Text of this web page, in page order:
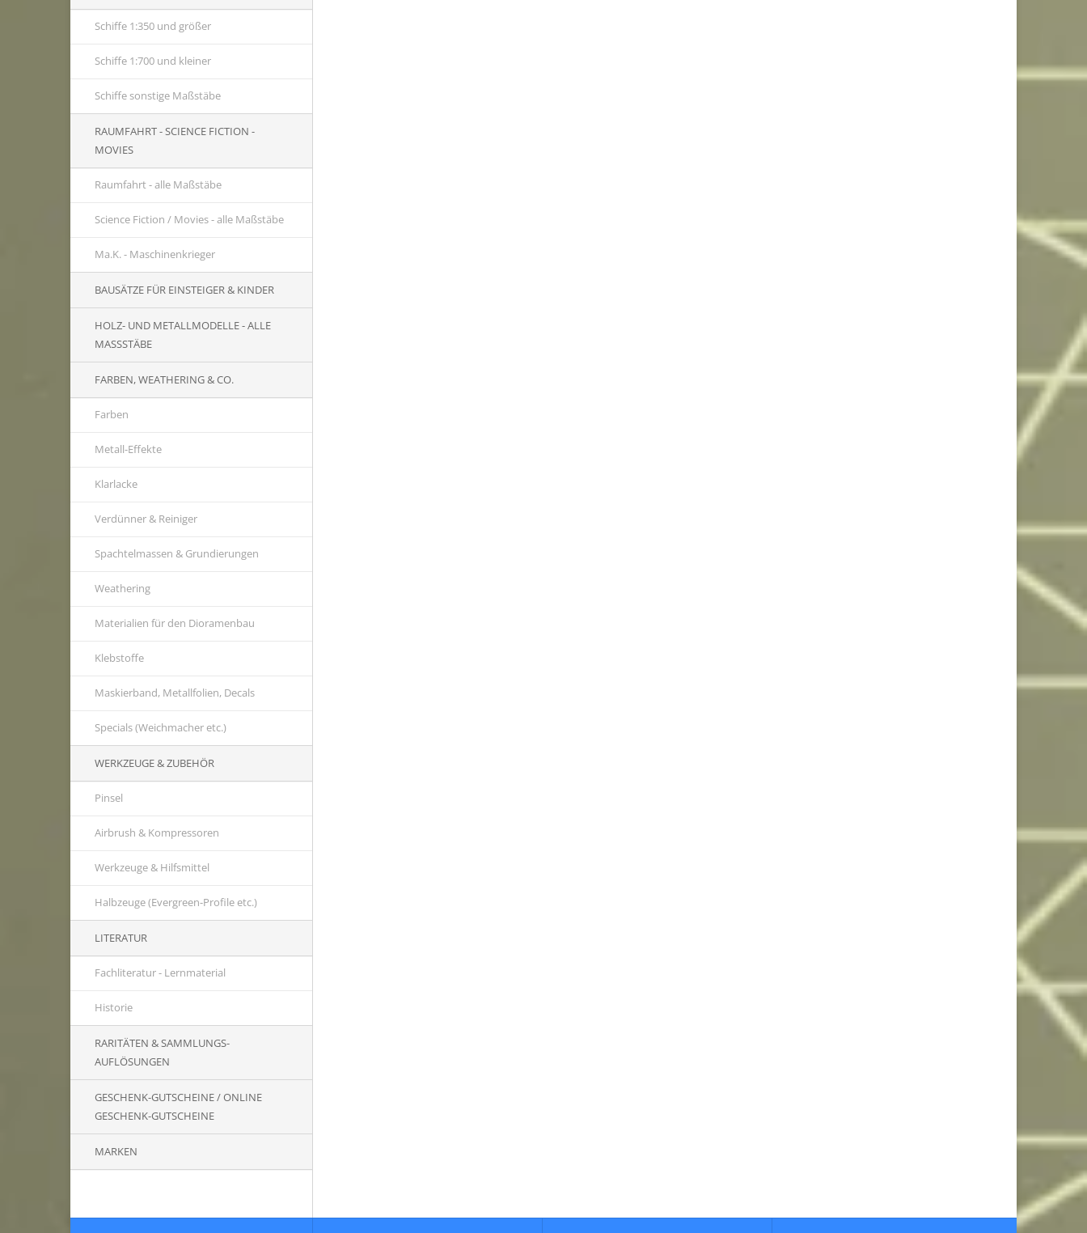
Schiffe 1:350 und größer
Schiffe 1:700 und kleiner
Schiffe sonstige Maßstäbe
RAUMFAHRT - SCIENCE FICTION -
MOVIES
Raumfahrt - alle Maßstäbe
Science Fiction / Movies - alle Maßstäbe
Ma.K. - Maschinenkrieger
BAUSÄTZE FÜR EINSTEIGER & KINDER
HOLZ- UND METALLMODELLE - ALLE
MASSSTÄBE
FARBEN, WEATHERING & CO.
Farben
Metall-Effekte
Klarlacke
Verdünner & Reiniger
Spachtelmassen & Grundierungen
Weathering
Materialien für den Dioramenbau
Klebstoffe
Maskierband, Metallfolien, Decals
Specials (Weichmacher etc.)
WERKZEUGE & ZUBEHÖR
Pinsel
Airbrush & Kompressoren
Werkzeuge & Hilfsmittel
Halbzeuge (Evergreen-Profile etc.)
LITERATUR
Fachliteratur - Lernmaterial
Historie
RARITÄTEN & SAMMLUNGS-
AUFLÖSUNGEN
GESCHENK-GUTSCHEINE / ONLINE
GESCHENK-GUTSCHEINE
MARKEN